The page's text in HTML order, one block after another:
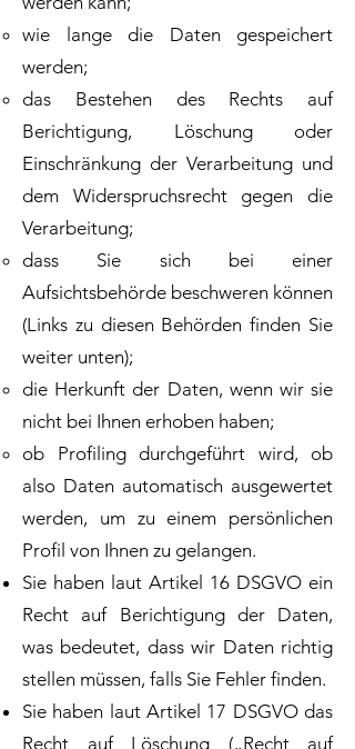
wie lange die Daten gespeichert
werden;
das Bestehen des Rechts auf
Berichtigung, Löschung oder
Einschränkung der Verarbeitung und
dem Widerspruchsrecht gegen die
Verarbeitung;
dass Sie sich bei einer
Aufsichtsbehörde beschweren können
(Links zu diesen Behörden finden Sie
weiter unten);
die Herkunft der Daten, wenn wir sie
nicht bei Ihnen erhoben haben;
ob Profiling durchgeführt wird, ob
also Daten automatisch ausgewertet
werden, um zu einem persönlichen
Profil von Ihnen zu gelangen.
Sie haben laut Artikel 16 DSGVO ein
Recht auf Berichtigung der Daten,
was bedeutet, dass wir Daten richtig
stellen müssen, falls Sie Fehler finden.
Sie haben laut Artikel 17 DSGVO das
Recht auf Löschung („Recht auf